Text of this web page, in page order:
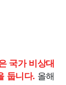
국가 비상대
둡니다. 올해